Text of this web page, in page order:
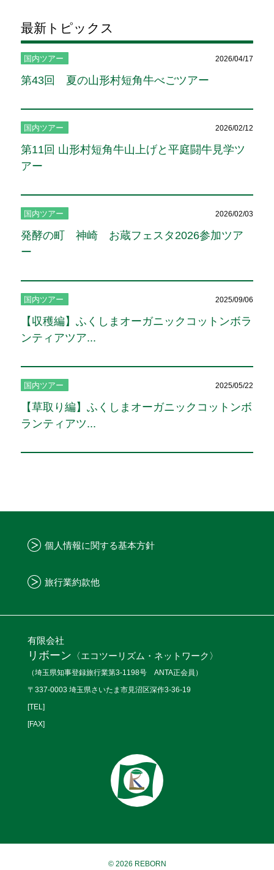
最新トピックス
国内ツアー 2026/04/17
第43回 夏の山形村短角牛べごツアー
国内ツアー 2026/02/12
第11回 山形村短角牛山上げと平庭闘牛見学ツ
アー
国内ツアー 2026/02/03
発酵の町 神崎 お蔵フェスタ2026参加ツア
ー
国内ツアー 2025/09/06
【収穫編】ふくしまオーガニックコットンボラ
ンティアツア...
国内ツアー 2025/05/22
【草取り編】ふくしまオーガニックコットンボ
ランティアツ...
個人情報に関する基本方針
旅行業約款他
有限会社
リボーン 〈エコツーリズム・ネットワーク〉
（埼玉県知事登録旅行業第3-1198号 ANTA正会員）
〒337-0003 埼玉県さいたま市見沼区深作3-36-19
[TEL]
[FAX]
© 2026 REBORN